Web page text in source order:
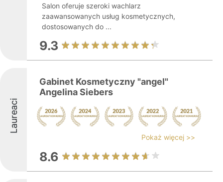
Salon oferuje szeroki wachlarz
zaawansowanych usług kosmetycznych,
dostosowanych do ...
9.3
Laureaci
Gabinet Kosmetyczny "angel"
Angelina Siebers
Pokaż więcej >>
8.6